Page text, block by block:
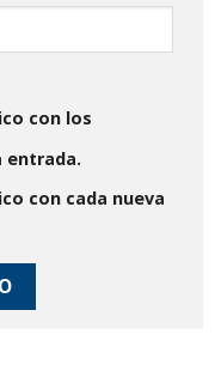
con los
entrada.
con cada nueva